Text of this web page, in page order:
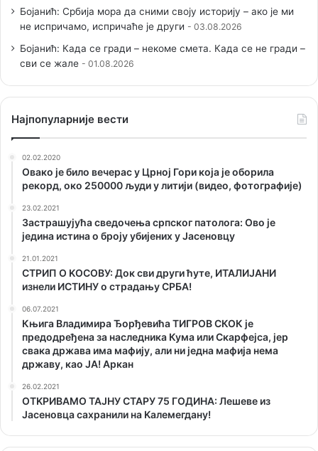
Бојанић: Србија мора да сними своју историју – ако је ми
не испричамо, испричаће је други
03.08.2026
Бојанић: Када се гради – некоме смета. Када се не гради –
сви се жале
01.08.2026
Наjпопуларније вести
02.02.2020
Овако је било вечерас у Црној Гори која је оборила
рекорд, око 250000 људи у литији (видео, фотографије)
23.02.2021
Застрашујућа сведочења српског патолога: Ово је
једина истина о броју убијених у Јасеновцу
21.01.2021
СТРИП О KОСОВУ: Док сви други ћуте, ИТАЛИЈАНИ
изнели ИСТИНУ о страдању СРБА!
06.07.2021
Књига Владимира Ђорђевића ТИГРОВ СКОК је
предодређена за наследника Кума или Скарфејса, јер
свака држава има мафију, али ни једна мафија нема
државу, као ЈА! Аркан
26.02.2021
ОТKРИВАМО ТАЈНУ СТАРУ 75 ГОДИНА: Лешеве из
Јасеновца сахранили на Kалемегдану!